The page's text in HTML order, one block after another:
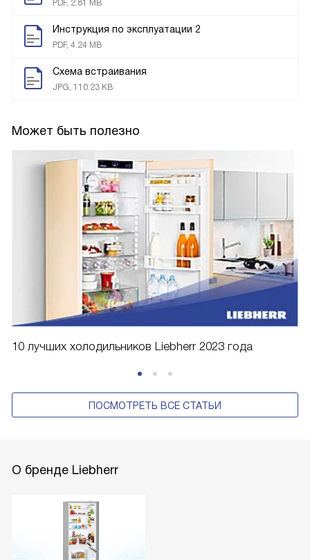
PDF, 2.81 MB
Инструкция по эксплуатации 2
PDF, 4.24 MB
Схема встраивания
JPG, 110.23 KB
Может быть полезно
10 лучших холодильников Liebherr 2023 года
ПОСМОТРЕТЬ ВСЕ СТАТЬИ
О бренде Liebherr